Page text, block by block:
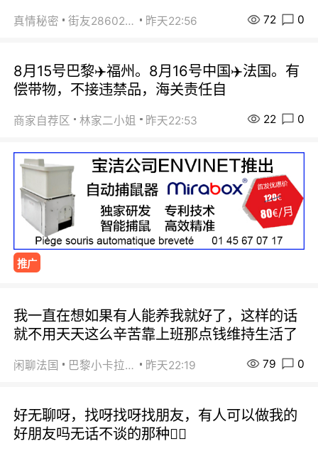
真情秘密 街友28602925 昨天22:56 72 0
8月15号巴黎✈️福州。8月16号中国✈️法国。有
偿带物，不接违禁品，海关责任自
商家自荐区 林家二小姐 昨天22:53 22 0
推广
我一直在想如果有人能养我就好了，这样的话
就不用天天这么辛苦靠上班那点钱维持生活了
闲聊法国 巴黎小卡拉咪 昨天22:19 79 0
好无聊呀，找呀找呀找朋友，有人可以做我的
好朋友吗无话不谈的那种😮‍💨